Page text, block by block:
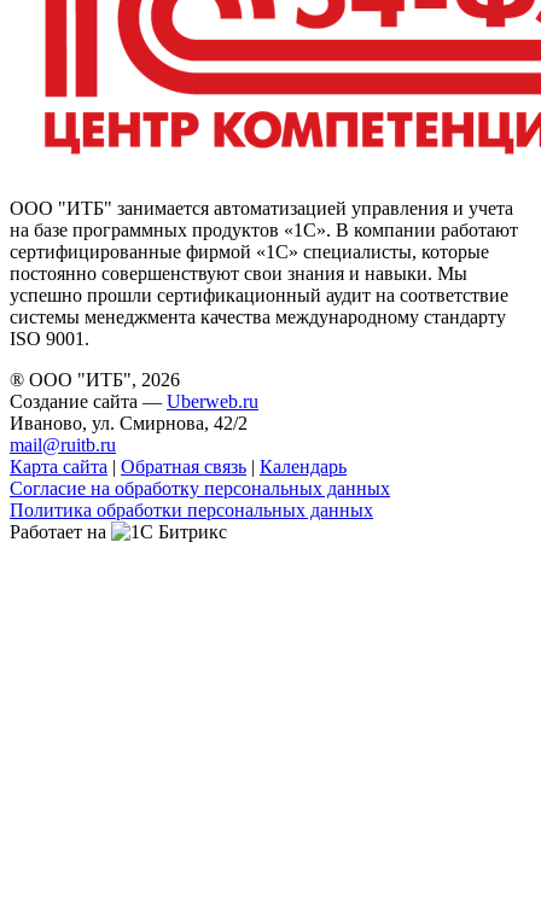
ООО "ИТБ" занимается автоматизацией управления и учета
на базе программных продуктов «1С». В компании работают
сертифицированные фирмой «1С» специалисты, которые
постоянно совершенствуют свои знания и навыки. Мы
успешно прошли сертификационный аудит на соответствие
системы менеджмента качества международному стандарту
ISO 9001.
® ООО "ИТБ", 2026
Создание сайта — Uberweb.ru
Иваново, ул. Смирнова, 42/2
mail@ruitb.ru
Карта сайта | Обратная связь | Календарь
Согласие на обработку персональных данных
Политика обработки персональных данных
Работает на